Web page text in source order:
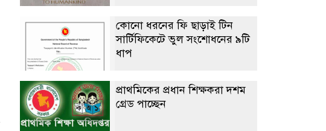
কোনো ধরনের ফি ছাড়াই টিন
সার্টিফিকেটে ভুল সংশোধনের ৯টি
ধাপ
প্রাথমিকের প্রধান শিক্ষকরা দশম
গ্রেড পাচ্ছেন